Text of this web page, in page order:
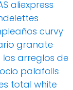
aliexpress
curvy
granate
los arreglos de
ocio palafolls
total white